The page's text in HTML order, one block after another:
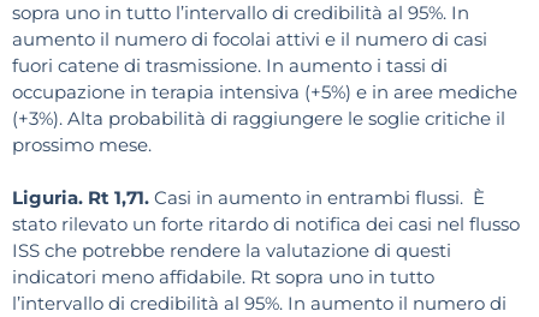
sopra uno in tutto l’intervallo di credibilità al 95%. In
aumento il numero di focolai attivi e il numero di casi
fuori catene di trasmissione. In aumento i tassi di
occupazione in terapia intensiva (+5%) e in aree mediche
(+3%). Alta probabilità di raggiungere le soglie critiche il
prossimo mese.
Liguria. Rt 1,71. Casi in aumento in entrambi flussi. È
stato rilevato un forte ritardo di notifica dei casi nel flusso
ISS che potrebbe rendere la valutazione di questi
indicatori meno affidabile. Rt sopra uno in tutto
l’intervallo di credibilità al 95%. In aumento il numero di